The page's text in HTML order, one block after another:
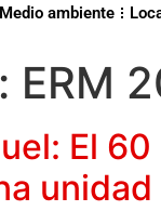
Medio ambiente
ERM
El